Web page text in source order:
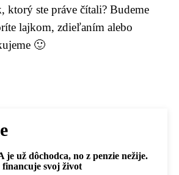
ktorý ste práve čítali? Budeme
lajkom, zdieľaním alebo
🙂
už dôchodca, no z penzie nežije.
svoj život